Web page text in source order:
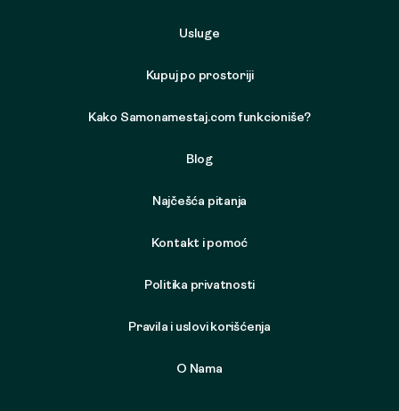
Usluge
Kupuj po prostoriji
Kako Samonamestaj.com funkcioniše?
Blog
Najčešća pitanja
Kontakt i pomoć
Politika privatnosti
Pravila i uslovi korišćenja
O Nama